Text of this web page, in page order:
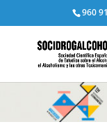
960